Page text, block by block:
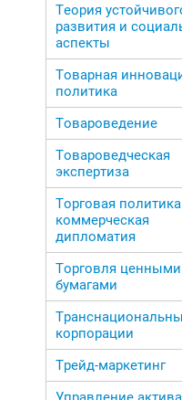
Теория
развития и
аспекты
Товарная
политика
Товароведение
Товароведческая
экспертиза
Торговая
коммерческая
дипломатия
Торговля ценными
бумагами
корпорации
Трейд-маркетинг